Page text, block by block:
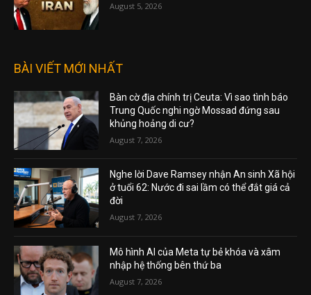
August 5, 2026
BÀI VIẾT MỚI NHẤT
Bàn cờ địa chính trị Ceuta: Vì sao tình báo
Trung Quốc nghi ngờ Mossad đứng sau
khủng hoảng di cư?
August 7, 2026
Nghe lời Dave Ramsey nhận An sinh Xã hội
ở tuổi 62: Nước đi sai lầm có thể đắt giá cả
đời
August 7, 2026
Mô hình AI của Meta tự bẻ khóa và xâm
nhập hệ thống bên thứ ba
August 7, 2026